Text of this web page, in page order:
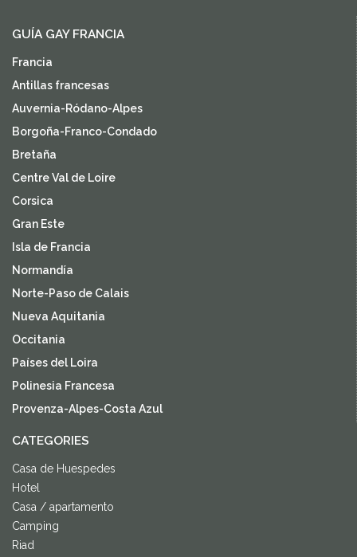
GUÍA GAY FRANCIA
Francia
Antillas francesas
Auvernia-Ródano-Alpes
Borgoña-Franco-Condado
Bretaña
Centre Val de Loire
Corsica
Gran Este
Isla de Francia
Normandía
Norte-Paso de Calais
Nueva Aquitania
Occitania
Países del Loira
Polinesia Francesa
Provenza-Alpes-Costa Azul
CATEGORIES
Casa de Huespedes
Hotel
Casa / apartamento
Camping
Riad